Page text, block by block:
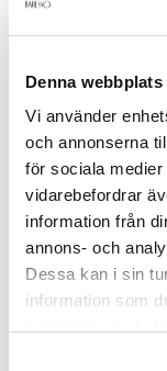
Denna
Vi använder
och annonserna
för sociala
vidarebefordrar
information från
annons- och
Dessa kan i sin
information som
håret från
håret ett
och
hår och fördela
skölj noggrant. För
Perfekt För:Skadat,
glänsande resultat.
Se mer
Recensioner